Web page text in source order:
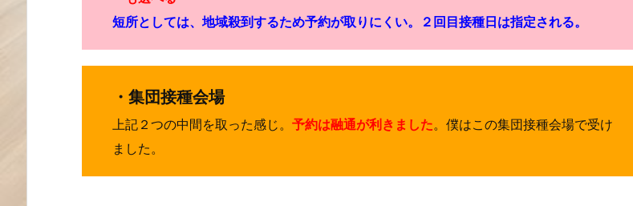
短所としては、地域殺到するため予約が取りにくい。２回目接種日は指定される。
・集団接種会場
上記２つの中間を取った感じ。 予約は融通が利きました。僕はこの集団接種会場で受け
ました。